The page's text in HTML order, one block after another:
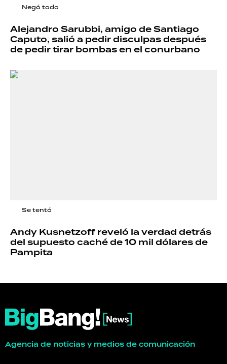
Negó todo
Alejandro Sarubbi, amigo de Santiago
Caputo, salió a pedir disculpas después
de pedir tirar bombas en el conurbano
Se tentó
Andy Kusnetzoff reveló la verdad detrás
del supuesto caché de 10 mil dólares de
Pampita
Agencia de noticias y medios de comunicación